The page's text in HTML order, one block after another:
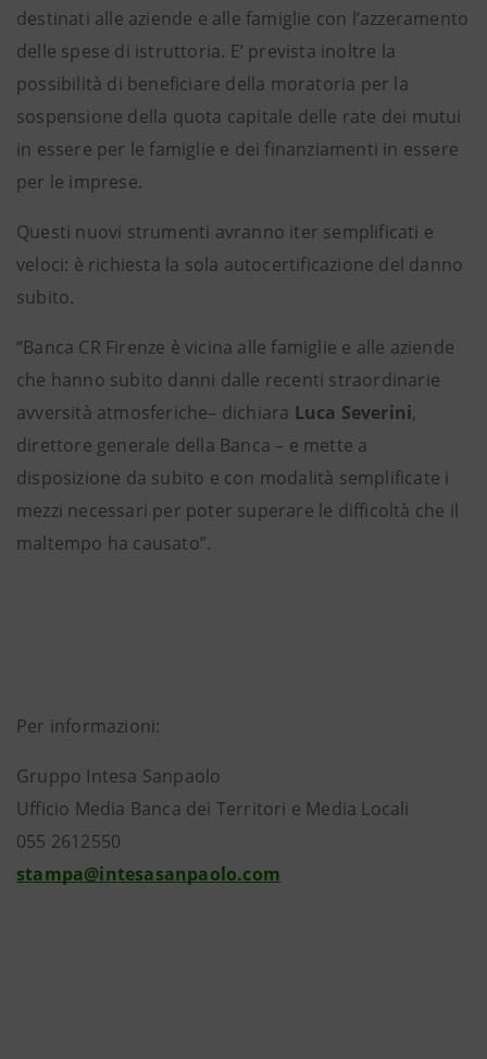
destinati alle aziende e alle famiglie con l’azzeramento
delle spese di istruttoria. E’ prevista inoltre la
possibilità di beneficiare della moratoria per la
sospensione della quota capitale delle rate dei mutui
in essere per le famiglie e dei finanziamenti in essere
per le imprese.
Questi nuovi strumenti avranno iter semplificati e
veloci: è richiesta la sola autocertificazione del danno
subito.
“Banca CR Firenze è vicina alle famiglie e alle aziende
che hanno subito danni dalle recenti straordinarie
avversità atmosferiche– dichiara Luca Severini,
direttore generale della Banca – e mette a
disposizione da subito e con modalità semplificate i
mezzi necessari per poter superare le difficoltà che il
maltempo ha causato”.
Per informazioni:
Gruppo Intesa Sanpaolo
Ufficio Media Banca dei Territori e Media Locali
055 2612550
stampa@intesasanpaolo.com